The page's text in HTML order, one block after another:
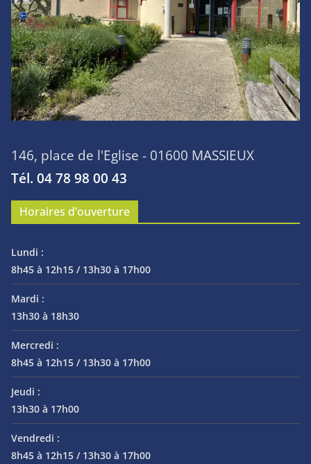
146, place de l'Eglise - 01600 MASSIEUX
Tél. 04 78 98 00 43
Horaires d’ouverture
Lundi :
8h45 à 12h15 / 13h30 à 17h00
Mardi :
13h30 à 18h30
Mercredi :
8h45 à 12h15 / 13h30 à 17h00
Jeudi :
13h30 à 17h00
Vendredi :
8h45 à 12h15 / 13h30 à 17h00